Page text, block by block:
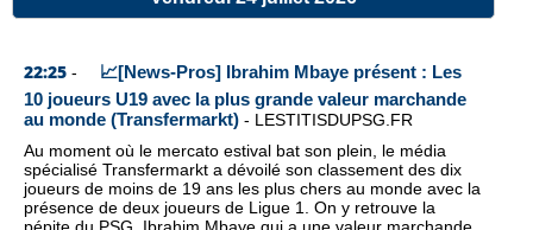
22:25 -
📈[News-Pros] Ibrahim Mbaye présent : Les
10 joueurs U19 avec la plus grande valeur marchande
au monde (Transfermarkt) - LESTITISDUPSG.FR
Au moment où le mercato estival bat son plein, le média
spécialisé Transfermarkt a dévoilé son classement des dix
joueurs de moins de 19 ans les plus chers au monde avec la
présence de deux joueurs de Ligue 1. On y retrouve la